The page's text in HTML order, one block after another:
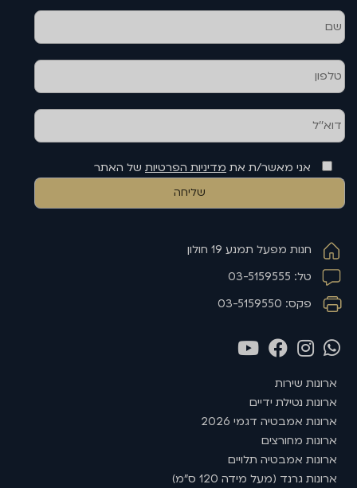
ארונות שירות
ארונות נטילת ידיים
ארונות אמבטיה דגמי 2026
ארונות מחורצים
ארונות אמבטיה תלויים
ארונות גרנד (מעל מידה 120 ס"מ)
שם
טלפון
דוא''ל
אני מאשר/ת את מדיניות הפרטיות של האתר
חנות מפעל תמנע 19 חולון
טל: 03-5159555
פקס: 03-5159550